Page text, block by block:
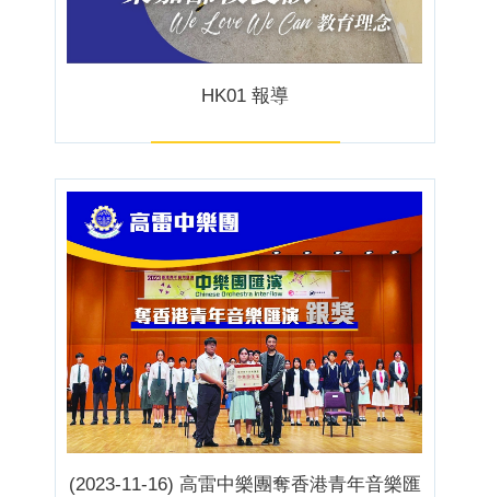
HK01 報導
(2023-11-16) 高雷中樂團奪香港青年音樂匯